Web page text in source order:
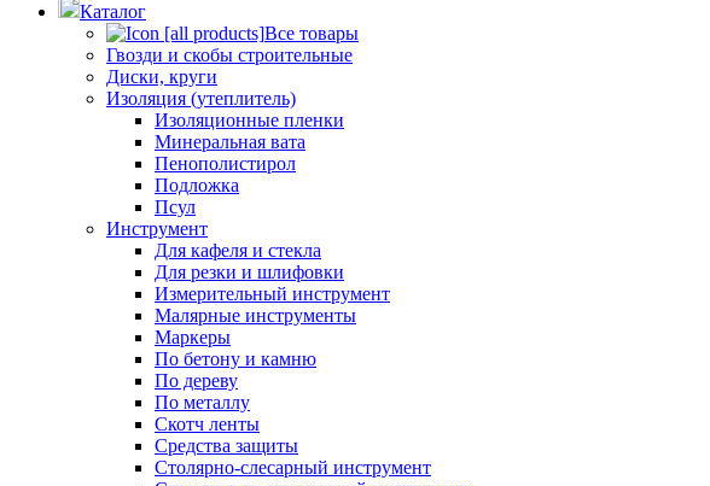
Каталог
Все товары
Гвозди и скобы строительные
Диски, круги
Изоляция (утеплитель)
Изоляционные пленки
Минеральная вата
Пенополистирол
Подложка
Псул
Инструмент
Для кафеля и стекла
Для резки и шлифовки
Измерительный инструмент
Малярные инструменты
Маркеры
По бетону и камню
По дереву
По металлу
Скотч ленты
Средства защиты
Столярно-слесарный инструмент